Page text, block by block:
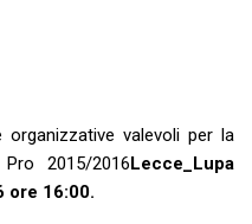
valevoli per la
2015/2016Lecce_Lupa
ore 16:00.